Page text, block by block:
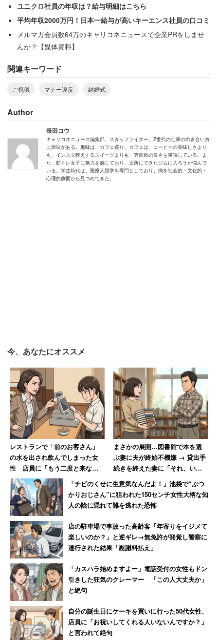
というから「ご祝儀を渡せなかった」のではなく渡す気が
なかったようだ。
ユニクロ社員の年収は？給与明細はこちら
平均年収2000万円！日本一給与が高いキーエンス社員の口コミ
メルマガ会員数64万のキャリコネニュースで企業PRをしませ
んか？【媒体資料】
関連キーワード
ご祝儀 マナー違反 結婚式
Author
長田コウ
キャリコネニュース編集部、スタッフライター。Z世代の仕事の向き合い方
に興味がある。趣味は、カフェ巡り。カフェは、コーヒーの美味しさより
も、インスタ映えするスイーツよりも、雰囲気の良さを重視している。ま
た、筋トレ女子に魅力を感じており、近所にできたジムに入ろうか悩んで
いる。学生時代は、医療人類学を専門としており、病を社会的・文化的・
心理的側面から見つめてきた。
今、あなたにオススメ
レストランで「前のお客さん」
の水を出され飲んでしまった女
性 店員に「もう二度と来な
い」と言い放つ→「今はその店
はありません（笑）」
まさかの展開…図書館で本を選
ぶ妻に夫が終始不機嫌 → 貸出手
続きを終えた妻に「それ、いく
らしたんや」
「チビのくせに生意気なんだよ！」池袋で“ぶつ
かりおじさん”に狙われた150センチ女性大柄な知
人の陰に隠れて難を逃れた恐怖
店の駐車場で事故った高齢客「年寄りをイジメて
楽しいのか？」と逆ギレ→無免許が発覚し警察に
連行された結果「慰謝料払え」
「カスハラ始めますよー」電話受付の女性もドン
引きした狂気のクレーマー 「この人大丈夫か」
と絶句
自分の誕生日にケーキを買いに行った50代女性、
店員に「お祝いしてくれる人いないんですか？」
と言われて絶句